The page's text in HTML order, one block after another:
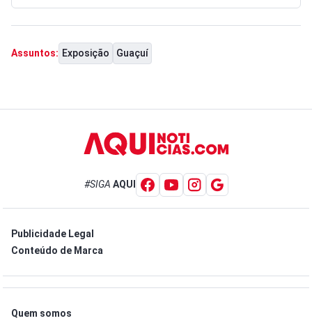
Assuntos: Exposição Guaçuí
#SIGA AQUI
Publicidade Legal
Conteúdo de Marca
Quem somos